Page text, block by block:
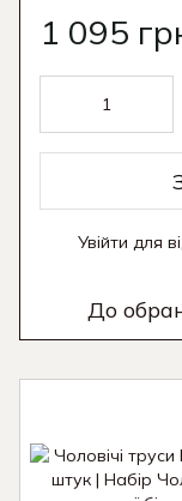
1 095
Увійти для
До